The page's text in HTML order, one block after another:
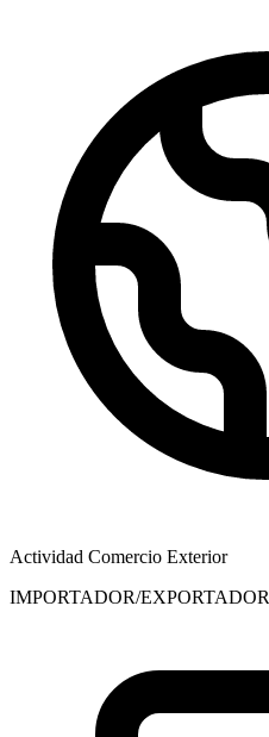
Actividad Comercio Exterior
IMPORTADOR/EXPORTADOR